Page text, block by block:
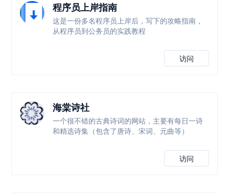
程序员上岸指南
这是一份多名程序员上岸后，写下的攻略指南，
从程序员到公务员的实践教程
访问
海棠诗社
一个很不错的古典诗词的网站，主要有每日一诗
和精选诗集（包含了唐诗、宋词、元曲等）
访问